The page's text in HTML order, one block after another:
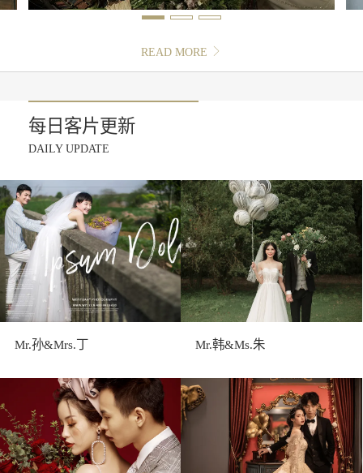
READ MORE
每日客片更新
DAILY UPDATE
Mr.孙&Mrs.丁 Mr.韩&Ms.朱